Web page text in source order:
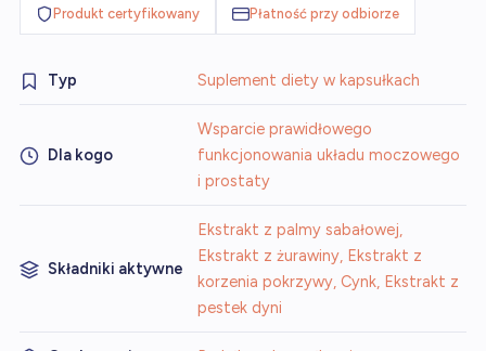
Produkt certyfikowany Płatność przy odbiorze
Typ Suplement diety w kapsułkach
Dla kogo
Wsparcie prawidłowego
funkcjonowania układu moczowego
i prostaty
Składniki aktywne
Ekstrakt z palmy sabałowej,
Ekstrakt z żurawiny, Ekstrakt z
korzenia pokrzywy, Cynk, Ekstrakt z
pestek dyni